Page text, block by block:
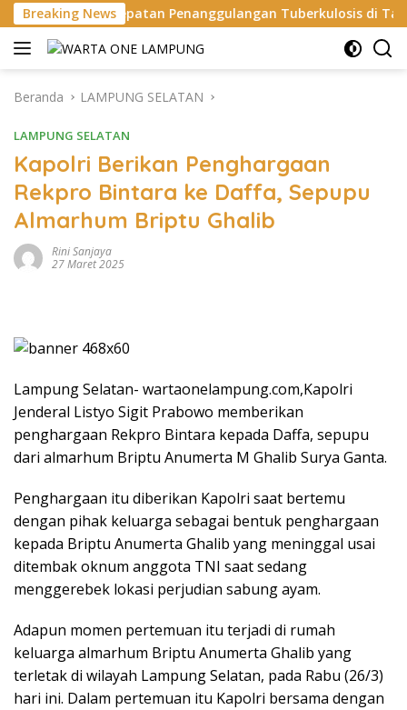
Langsung
ke
konten
Breaking News
Penanggulangan Tuberkulosis di Tanggamus
Beranda LAMPUNG SELATAN
LAMPUNG SELATAN
Kapolri Berikan Penghargaan
Rekpro Bintara ke Daffa, Sepupu
Almarhum Briptu Ghalib
Rini Sanjaya
27 Maret 2025
Lampung Selatan- wartaonelampung.com,Kapolri
Jenderal Listyo Sigit Prabowo memberikan
penghargaan Rekpro Bintara kepada Daffa, sepupu
dari almarhum Briptu Anumerta M Ghalib Surya Ganta.
Penghargaan itu diberikan Kapolri saat bertemu
dengan pihak keluarga sebagai bentuk penghargaan
kepada Briptu Anumerta Ghalib yang meninggal usai
ditembak oknum anggota TNI saat sedang
menggerebek lokasi perjudian sabung ayam.
Adapun momen pertemuan itu terjadi di rumah
keluarga almarhum Briptu Anumerta Ghalib yang
terletak di wilayah Lampung Selatan, pada Rabu (26/3)
hari ini. Dalam pertemuan itu Kapolri bersama dengan